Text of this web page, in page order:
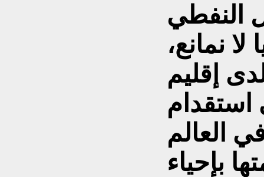
النفطي
نمانع،
إقليم
استقدام
العالم
بإحياء